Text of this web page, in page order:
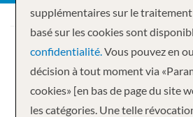
Votre
supplémentaires sur le
basé sur les cookies sont
confidentialité.Vous pouvez en
décision à tout moment via
cookies» [en bas de page du site
les catégories. Une telle